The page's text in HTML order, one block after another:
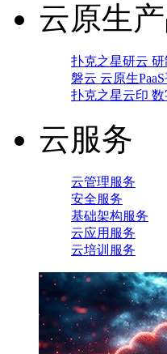
云原生
扑克之星研云
磐云 云原生
扑克之星云印
云服务
云管理服务
安全服务
基础架构服务
云应用服务
云培训服务